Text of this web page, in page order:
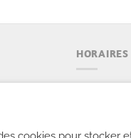
HORAIRES
Le week-
cookies pour stocker